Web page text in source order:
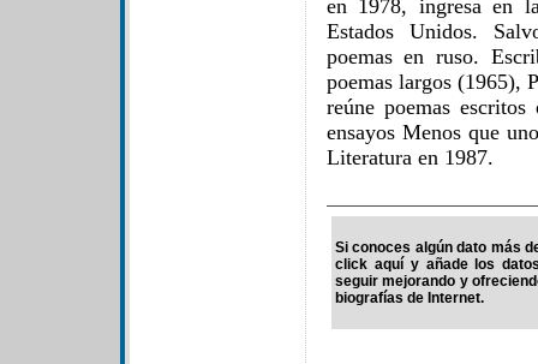
en 1978, ingresa en
Estados Unidos.
poemas en ruso.
poemas largos (1965),
reúne poemas
ensayos Menos que
Literatura en 1987.
Si conoces algún dato más
click aquí y añade los
seguir mejorando y
biografías de Internet.